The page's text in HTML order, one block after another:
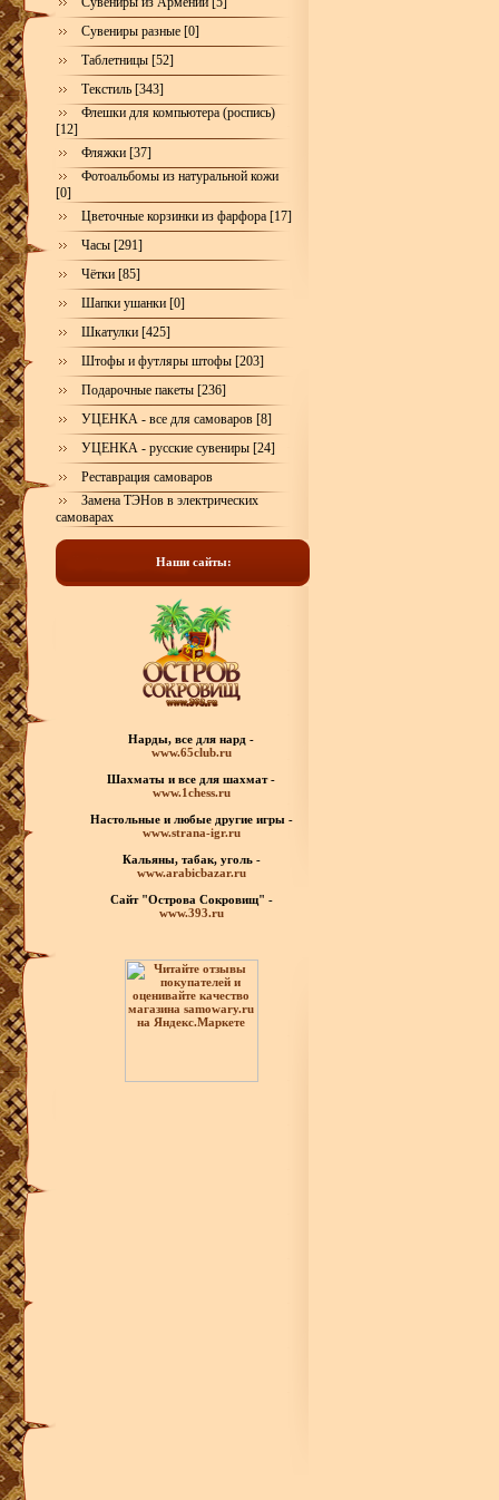
Сувениры разные [0]
Таблетницы [52]
Текстиль [343]
Флешки для компьютера (роспись)
[12]
Фляжки [37]
Фотоальбомы из натуральной кожи
[0]
Цветочные корзинки из фарфора [17]
Часы [291]
Чётки [85]
Шапки ушанки [0]
Шкатулки [425]
Штофы и футляры штофы [203]
Подарочные пакеты [236]
УЦЕНКА - все для самоваров [8]
УЦЕНКА - русские сувениры [24]
Реставрация самоваров
Замена ТЭНов в электрических
самоварах
Наши сайты:
Нарды, все для нард -
www.65club.ru
Шахматы и все для шахмат -
www.1chess.ru
Настольные и любые другие игры -
www.strana-igr.ru
Кальяны, табак, уголь -
www.arabicbazar.ru
Сайт "Острова Сокровищ" -
www.393.ru